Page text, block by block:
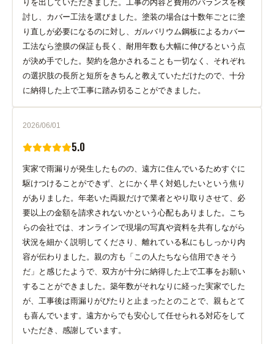
りを出していただきました。工事の内容と費用のバランスを検
討し、カバー工法を選びました。塗装の場合は十数年ごとに塗
り直しが必要になるのに対し、ガルバリウム鋼板によるカバー
工法なら塗膜の保証も長く、耐用年数も大幅に伸びるという点
が決め手でした。契約を急かされることも一切なく、それぞれ
の選択肢の長所と短所をきちんと教えていただけたので、十分
に納得した上で工事に踏み切ることができました。
2026/06/01
5.0
実家で雨漏りが発生したものの、遠方に住んでいるためすぐに
駆けつけることができず、とにかく早く対処したいという焦り
がありました。年老いた両親だけで業者とやり取りさせて、必
要以上の金額を請求されないかという心配もありました。こち
らの会社では、オンラインで現場の写真や資料を共有しながら
状況を細かく説明してくださり、離れている私にもしっかり内
容が伝わりました。親の方も「この人たちなら信用できそう
だ」と感じたようで、双方が十分に納得した上で工事をお願い
することができました。築年数がそれなりに経った実家でした
が、工事後は雨漏りがぴたりと止まったとのことで、親もとて
も喜んでいます。遠方からでも安心して任せられる対応をして
いただき、感謝しています。